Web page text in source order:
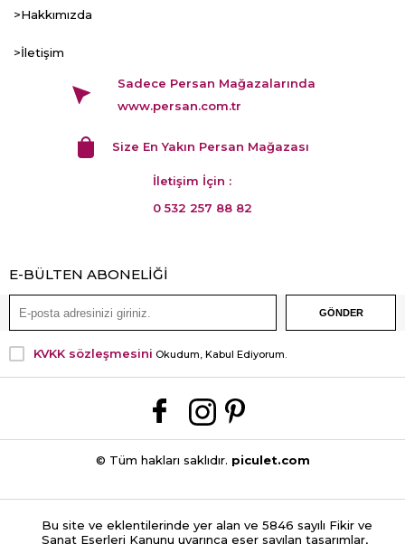
>Hakkımızda
>İletişim
Sadece Persan Mağazalarında
www.persan.com.tr
Size En Yakın Persan Mağazası
İletişim İçin :
0 532 257 88 82
E-BÜLTEN ABONELİĞİ
KVKK sözleşmesini Okudum, Kabul Ediyorum.
© Tüm hakları saklıdır. piculet.com
Bu site ve eklentilerinde yer alan ve 5846 sayılı Fikir ve
Sanat Eserleri Kanunu uyarınca eser sayılan tasarımlar,